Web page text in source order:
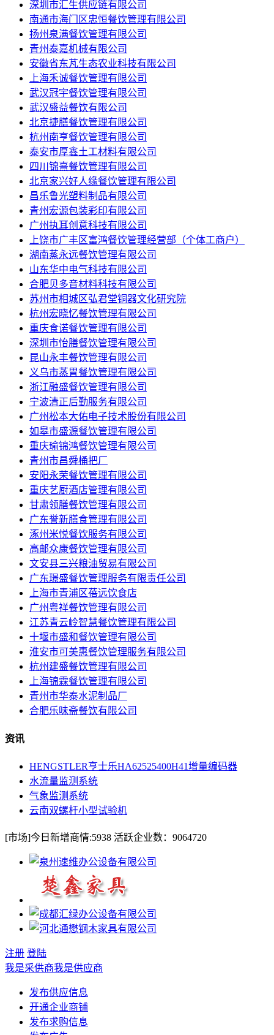
深圳市汇生供应链有限公司
南通市海门区忠恒餐饮管理有限公司
扬州泉满餐饮管理有限公司
青州泰嘉机械有限公司
安徽省东芃生态农业科技有限公司
上海禾诚餐饮管理有限公司
武汉冠宇餐饮管理有限公司
武汉盛益餐饮有限公司
北京捷膳餐饮管理有限公司
杭州南亨餐饮管理有限公司
泰安市厚鑫土工材料有限公司
四川锦熹餐饮管理有限公司
北京家兴好人缘餐饮管理有限公司
昌乐鲁光塑料制品有限公司
青州宏源包装彩印有限公司
广州执耳创意科技有限公司
上饶市广丰区富鸿餐饮管理经营部（个体工商户）
湖南蒸永远餐饮管理有限公司
山东华中电气科技有限公司
合肥贝多音材料科技有限公司
苏州市相城区弘君堂铜器文化研究院
杭州宏晓忆餐饮管理有限公司
重庆食诺餐饮管理有限公司
深圳市怡膳餐饮管理有限公司
昆山永丰餐饮管理有限公司
义乌市蒸胃餐饮管理有限公司
浙江融盛餐饮管理有限公司
宁波清正后勤服务有限公司
广州松本大佑电子技术股份有限公司
如皋市盛源餐饮管理有限公司
重庆瑜锦鸿餐饮管理有限公司
青州市昌舜桶把厂
安阳永荣餐饮管理有限公司
重庆艺厨酒店管理有限公司
甘肃领膳餐饮管理有限公司
广东誉新膳食管理有限公司
涿州米悦餐饮服务有限公司
高邮众康餐饮管理有限公司
文安县三兴粮油贸易有限公司
广东璟盛餐饮管理服务有限责任公司
上海市青浦区蓓远饮食店
广州粤祥餐饮管理有限公司
江苏青云岭智慧餐饮管理有限公司
十堰市盛和餐饮管理有限公司
淮安市可美惠餐饮管理服务有限公司
杭州建盛餐饮管理有限公司
上海锦霖餐饮管理有限公司
青州市华泰水泥制品厂
合肥乐味斋餐饮有限公司
资讯
HENGSTLER亨士乐HA62525400H41增量编码器
水流量监测系统
气象监测系统
云南双螺杆小型试验机
[市场]今日新增商情:5938 活跃企业数： 9064720
注册 登陆
我是采供商我是供应商
发布供应信息
开通企业商铺
发布求购信息